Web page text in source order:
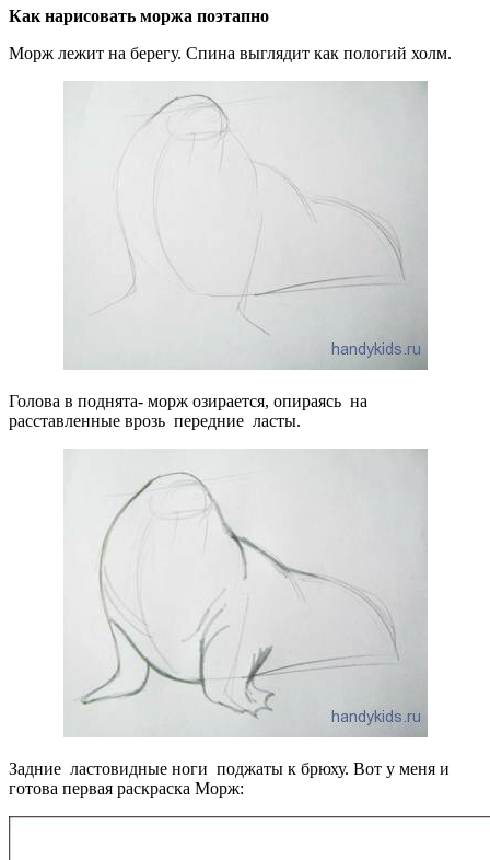
Как нарисовать моржа поэтапно
Морж лежит на берегу. Спина выглядит как пологий холм.
Голова в поднята- морж озирается, опираясь на
расставленные врозь передние ласты.
Задние ластовидные ноги поджаты к брюху. Вот у меня и
готова первая раскраска Морж: